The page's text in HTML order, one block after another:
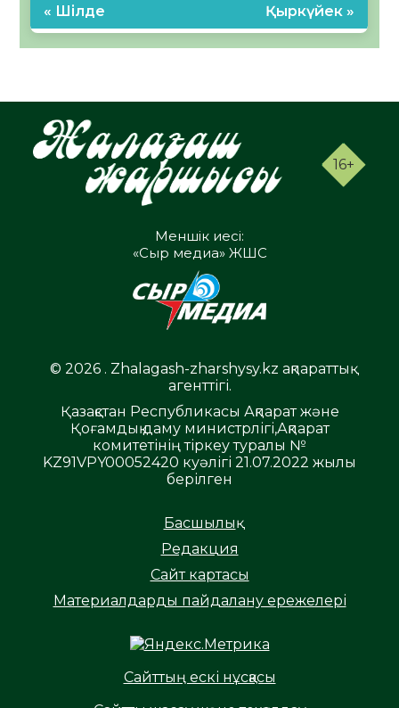
« Шілде Қыркүйек »
16+
Меншік иесі:
«Сыр медиа» ЖШС
© 2026 . Zhalagash-zharshysy.kz ақпараттық
агенттігі.
Қазақстан Республикасы Ақпарат және
Қоғамдық даму министрлігі,Ақпарат
комитетінің тіркеу туралы №
KZ91VPY00052420 куәлігі 21.07.2022 жылы
берілген
Басшылық
Редакция
Сайт картасы
Материалдарды пайдалану ережелері
Сайттың ескі нұсқасы